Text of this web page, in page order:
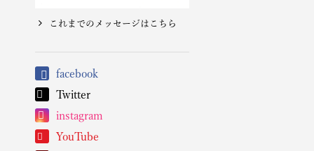
これまでのメッセージはこちら
facebook
Twitter
instagram
YouTube